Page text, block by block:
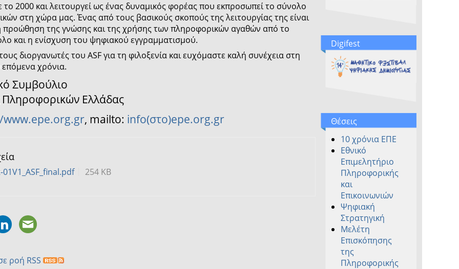
2000 και λειτουργεί ως ένας δυναμικός φορέας που εκπροσωπεί το σύνολο
στη χώρα μας. Ένας από τους βασικούς σκοπούς της λειτουργίας της είναι
προώθηση της γνώσης και της χρήσης των πληροφορικών αγαθών από το
και η ενίσχυση του ψηφιακού εγγραμματισμού.
διοργανωτές του ASF για τη φιλοξενία και ευχόμαστε καλή συνέχεια στη
χρόνια.
Συμβούλιο
Ελλάδας
, mailto: info(στο)epe.org.gr
01V1_ASF_final.pdf 254 KB
ροή RSS
Digifest
Θέσεις
10 χρόνια ΕΠΕ
Εθνικό
Επιμελητήριο
Πληροφορικής
και
Επικοινωνιών
Ψηφιακή
Στρατηγική
Μελέτη
Επισκόπησης
της
Πληροφορικής